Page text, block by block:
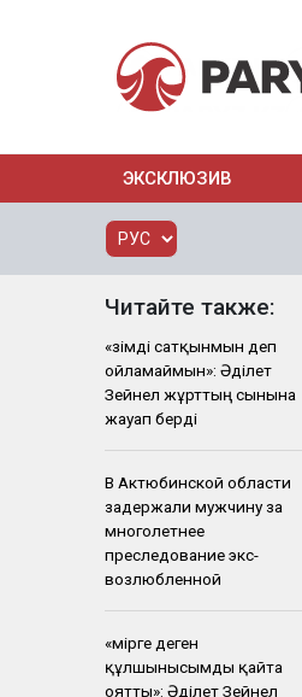
ЭКСКЛЮЗИВ
Читайте также:
«Өзімді сатқынмын деп
ойламаймын»: Әділет
Зейнел жұрттың сынына
жауап берді
В Актюбинской области
задержали мужчину за
многолетнее
преследование экс-
возлюбленной
«Өмірге деген
құлшынысымды қайта
оятты»: Әділет Зейнел